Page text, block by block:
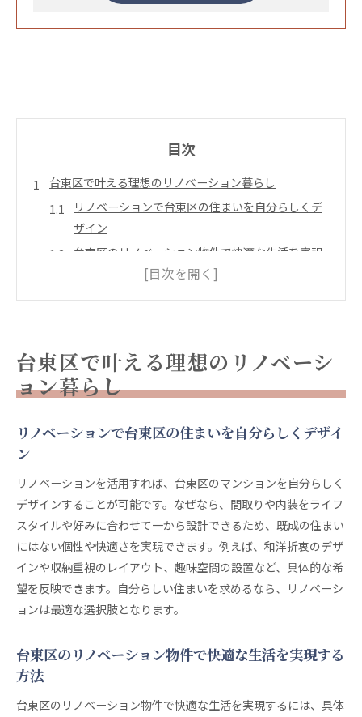
目次
台東区で叶える理想のリノベーション暮らし
リノベーションで台東区の住まいを自分らしくデ
ザイン
台東区のリノベーション物件で快適な生活を実現
理想の暮らしを叶えるリノベーションデザインの
ョン術
リノベーションで見つかる台東区ならではの魅力
デザイン性重視のリノベーションで新しい台東区
住まいを彩るリノベーションデザインの魅力
リノベーションデザインで個性あふれる住まいに
変身
台東区の住宅で注目される最新リノベーションデ
ザイン
リノベーションがもたらす住空間の新たな魅力と
は
工夫
イン
台東区で叶える理想のリノベーシ
ョン暮らし
リノベーションで台東区の住まいを自分らしくデザイ
ン
リノベーションを活用すれば、台東区のマンションを自分らしく
デザインすることが可能です。なぜなら、間取りや内装をライフ
スタイルや好みに合わせて一から設計できるため、既成の住まい
にはない個性や快適さを実現できます。例えば、和洋折衷のデザ
インや収納重視のレイアウト、趣味空間の設置など、具体的な希
望を反映できます。自分らしい住まいを求めるなら、リノベーシ
ョンは最適な選択肢となります。
台東区のリノベーション物件で快適な生活を実現する
方法
台東区のリノベーション物件で快適な生活を実現するには、具体